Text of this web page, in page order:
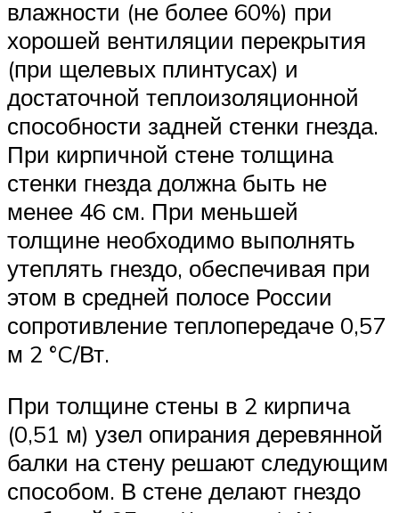
влажности (не более 60%) при
хорошей вентиляции перекрытия
(при щелевых плинтусах) и
достаточной теплоизоляционной
способности задней стенки гнезда.
При кирпичной стене толщина
стенки гнезда должна быть не
менее 46 см. При меньшей
толщине необходимо выполнять
утеплять гнездо, обеспечивая при
этом в средней полосе России
сопротивление теплопередаче 0,57
м 2 °C/Вт.
При толщине стены в 2 кирпича
(0,51 м) узел опирания деревянной
балки на стену решают следующим
способом. В стене делают гнездо